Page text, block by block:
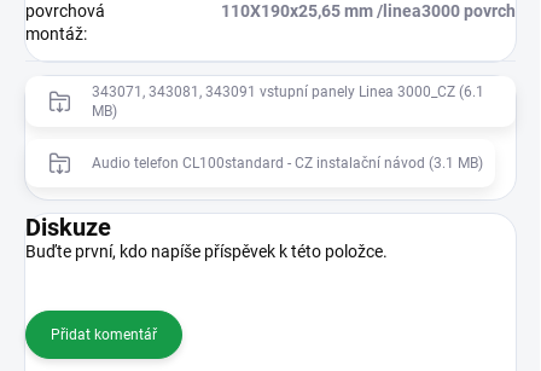
povrchová
montáž:
110X190x25,65 mm /linea3000 povrch
343071, 343081, 343091 vstupní panely Linea 3000_CZ (6.1
MB)
Audio telefon CL100standard - CZ instalační návod (3.1 MB)
Diskuze
Buďte první, kdo napíše příspěvek k této položce.
Přidat komentář